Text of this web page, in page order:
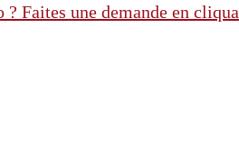
? Faites une demande en